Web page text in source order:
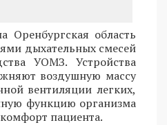
Оренбургская область
дыхательных смесей
УОМЗ. Устройства
воздушную массу
вентиляции легких,
функцию организма
пациента.